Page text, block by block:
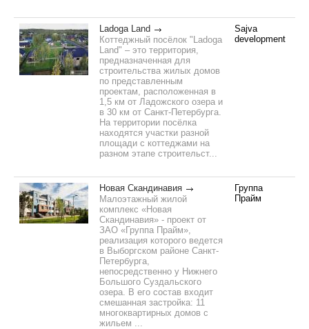
Ladoga Land
Коттеджный посёлок "Ladoga
Land" – это территория,
предназначенная для
строительства жилых домов
по представленным
проектам, расположенная в
1,5 км от Ладожского озера и
в 30 км от Санкт-Петербурга.
На территории посёлка
находятся участки разной
площади с коттеджами на
разном этапе строительст...
Sajva
development
Новая Скандинавия
Малоэтажный жилой
комплекс «Новая
Скандинавия» - проект от
ЗАО «Группа Прайм»,
реализация которого ведется
в Выборгском районе Санкт-
Петербурга,
непосредственно у Нижнего
Большого Суздальского
озера. В его состав входит
смешанная застройка: 11
многоквартирных домов с
жильем ...
Группа
Прайм